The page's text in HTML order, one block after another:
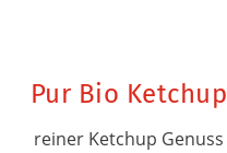
Pur Bio Ketchup
reiner Ketchup Genuss